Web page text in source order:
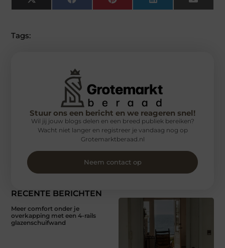
X
(Twitter)
FacebookPinterest LinkedIn Email
Tags:
RECENTE BERICHTEN
Meer comfort onder je
overkapping met een 4-rails
glazenschuifwand
Stuur ons een bericht en we reageren snel!
Wil jij jouw blogs delen en een breed publiek bereiken?
Wacht niet langer en registreer je vandaag nog op
Grotemarktberaad.nl
Neem contact op